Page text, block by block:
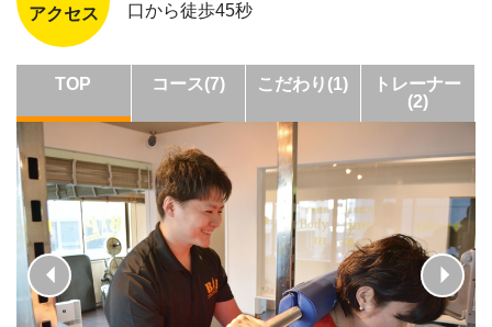
アクセス
口から徒歩45秒
TOP コース(7) こだわり(1)
トレーナー
(2)